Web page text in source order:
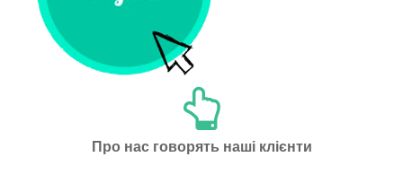
Про нас говорять наші клієнти